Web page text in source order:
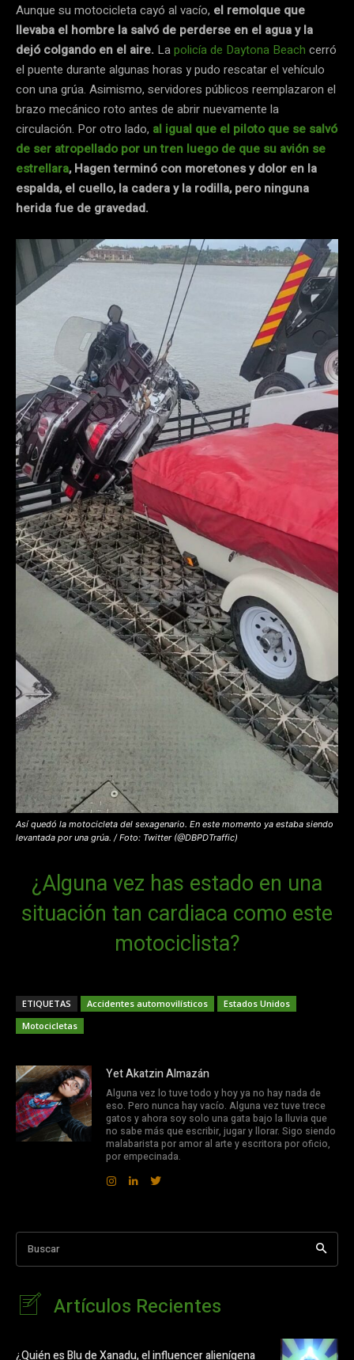
Aunque su motocicleta cayó al vacío, el remolque que
llevaba el hombre la salvó de perderse en el agua y la
dejó colgando en el aire. Lapolicía de Daytona Beach cerró
el puente durante algunas horas y pudo rescatar el vehículo
con una grúa. Asimismo, servidores públicos reemplazaron el
brazo mecánico roto antes de abrir nuevamente la
circulación. Por otro lado, al igual que el piloto que se salvó
de ser atropellado por un tren luego de que su avión se
estrellara, Hagen terminó con moretones y dolor en la
espalda, el cuello, la cadera y la rodilla, pero ninguna
herida fue de gravedad.
Así quedó la motocicleta del sexagenario. En este momento ya estaba siendo
levantada por una grúa. / Foto: Twitter (@DBPDTraffic)
¿Alguna vez has estado en una
situación tan cardiaca como este
motociclista?
ETIQUETAS Accidentes automovilísticos
Estados Unidos
Motocicletas
Yet Akatzin Almazán
Alguna vez lo tuve todo y hoy ya no hay nada de
eso. Pero nunca hay vacío. Alguna vez tuve trece
gatos y ahora soy solo una gata bajo la lluvia que
no sabe más que escribir, jugar y llorar. Sigo siendo
malabarista por amor al arte y escritora por oficio,
por empecinada.
Buscar
Artículos Recientes
¿Quién es Blu de Xanadu, el influencer alienígena